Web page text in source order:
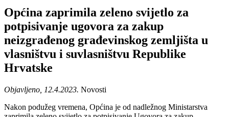
Općina zaprimila zeleno svijetlo za
potpisivanje ugovora za zakup
neizgrađenog građevinskog zemljišta u
vlasništvu i suvlasništvu Republike
Hrvatske
Objavljeno, 12.4.2023. Novosti
Nakon podužeg vremena, Općina je od nadležnog Ministarstva